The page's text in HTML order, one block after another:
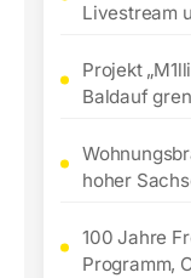
Livestream
Projekt
Baldauf
hoher
100 Jahre
Programm,